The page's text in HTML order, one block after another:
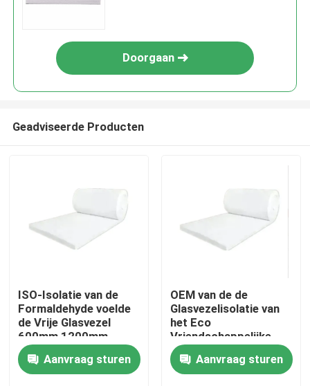
Producten
Video's
Doorgaan
Geadviseerde Producten
ISO-Isolatie van de
Formaldehyde voelde
de Vrije Glasvezel
600mm 1200mm
Breedte
Aanvraag sturen
OEM van de de
Glasvezelisolatie van
het Eco
Vriendschappelijke
Formaldehyde Vrije
Centrifugaal Gevoelde
Glaswol
Aanvraag sturen